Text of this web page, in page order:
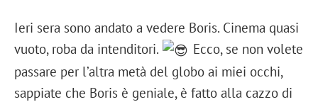
Ieri sera sono andato a vedere Boris. Cinema quasi
vuoto, roba da intenditori.
Ecco, se non volete
passare per l’altra metà del globo ai miei occhi,
sappiate che Boris è geniale, è fatto alla cazzo di